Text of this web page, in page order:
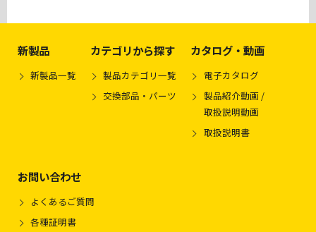
新製品
新製品一覧
カテゴリから探す
製品カテゴリ一覧
交換部品・パーツ
カタログ・動画
電子カタログ
製品紹介動画 /
取扱説明動画
取扱説明書
お問い合わせ
よくあるご質問
各種証明書